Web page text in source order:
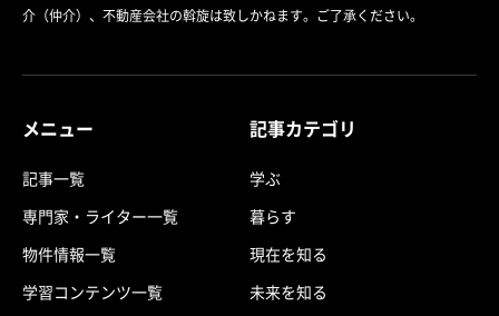
介（仲介）、不動産会社の斡旋は致しかねます。ご了承ください。
メニュー
記事一覧
専門家・ライター一覧
物件情報一覧
学習コンテンツ一覧
記事カテゴリ
学ぶ
暮らす
現在を知る
未来を知る